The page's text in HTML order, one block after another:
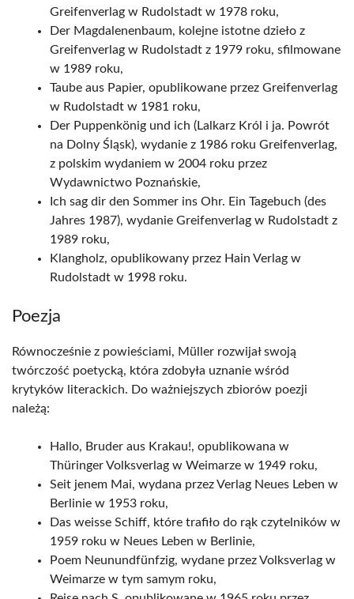
Greifenverlag w Rudolstadt w 1978 roku,
Der Magdalenenbaum, kolejne istotne dzieło z
Greifenverlag w Rudolstadt z 1979 roku, sfilmowane
w 1989 roku,
Taube aus Papier, opublikowane przez Greifenverlag
w Rudolstadt w 1981 roku,
Der Puppenkönig und ich (Lalkarz Król i ja. Powrót
na Dolny Śląsk), wydanie z 1986 roku Greifenverlag,
z polskim wydaniem w 2004 roku przez
Wydawnictwo Poznańskie,
Ich sag dir den Sommer ins Ohr. Ein Tagebuch (des
Jahres 1987), wydanie Greifenverlag w Rudolstadt z
1989 roku,
Klangholz, opublikowany przez Hain Verlag w
Rudolstadt w 1998 roku.
Poezja
Równocześnie z powieściami, Müller rozwijał swoją
twórczość poetycką, która zdobyła uznanie wśród
krytyków literackich. Do ważniejszych zbiorów poezji
należą:
Hallo, Bruder aus Krakau!, opublikowana w
Thüringer Volksverlag w Weimarze w 1949 roku,
Seit jenem Mai, wydana przez Verlag Neues Leben w
Berlinie w 1953 roku,
Das weisse Schiff, które trafiło do rąk czytelników w
1959 roku w Neues Leben w Berlinie,
Poem Neunundfünfzig, wydane przez Volksverlag w
Weimarze w tym samym roku,